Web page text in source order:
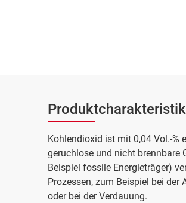
Kohlendioxid ist mit 0,04 Vol.-%
geruchlose und nicht
Beispiel fossile Energieträger)
Prozessen, zum Beispiel bei
oder bei der Verdauung.